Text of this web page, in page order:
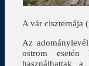
A vár ciszternája
Az
ostrom
használhattak